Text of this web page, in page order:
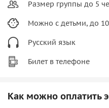
Размер группы до 5
Можно с детьми, до 10
Русский язык
Билет в телефоне
Как можно оплатить